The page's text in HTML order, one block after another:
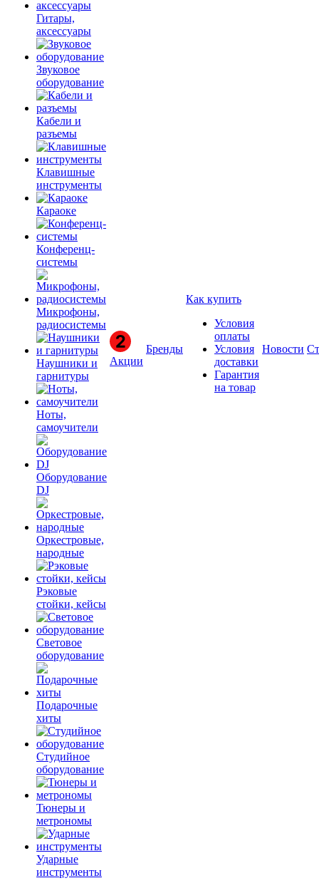
Гитары,
аксессуары
Звуковое
оборудование
Кабели и
разъемы
Клавишные
инструменты
Караоке
Конференц-
системы
Микрофоны,
радиосистемы
Наушники и
гарнитуры
Ноты,
самоучители
Оборудование
DJ
Оркестровые,
народные
Рэковые
стойки, кейсы
Световое
оборудование
Подарочные
хиты
Студийное
оборудование
Тюнеры и
метрономы
Ударные
инструменты
Акции
Бренды
Как купить
Условия
оплаты
Условия
доставки
Гарантия
на товар
Новости